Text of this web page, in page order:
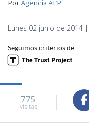
PorAgencia AFP
Lunes 02 junio de 2014
Seguimos criterios de
775
visitas